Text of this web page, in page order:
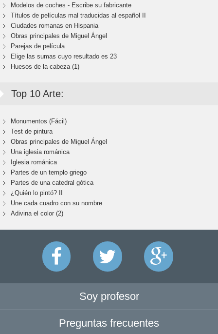
Modelos de coches - Escribe su fabricante
Títulos de películas mal traducidas al español II
Ciudades romanas en Hispania
Obras principales de Miguel Ángel
Parejas de película
Elige las sumas cuyo resultado es 23
Huesos de la cabeza (1)
Top 10 Arte:
Monumentos (Fácil)
Test de pintura
Obras principales de Miguel Ángel
Una iglesia románica
Iglesia románica
Partes de un templo griego
Partes de una catedral gótica
¿Quién lo pintó? II
Une cada cuadro con su nombre
Adivina el color (2)
Soy profesor
Preguntas frecuentes